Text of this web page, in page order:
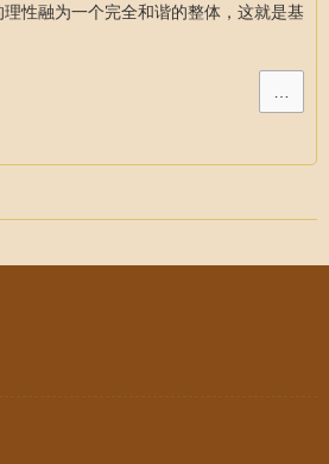
性融为一个完全和谐的整体，这就是基
…